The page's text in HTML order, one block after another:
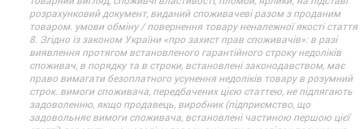
розрахунковий документ, виданий споживачеві разом з проданим
товаром. умови обміну / повернення товару неналежної якості стаття
8. Згідно із законом України «про захист прав споживачів»: в разі
виявлення протягом встановленого гарантійного строку недоліків
споживач, в порядку та в строки, встановлені законодавством, має
право вимагати безоплатного усунення недоліків товару в розумний
строк. вимоги споживача, передбачених цією статтею, не підлягають
задоволенню, якщо продавець, виробник (підприємство, що
задовольняє вимоги споживача, встановлені частиною першою цієї